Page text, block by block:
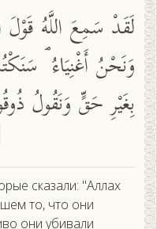
لَقَدْ سَمِعَ اللَّهُ قَوْلَ
وَنَحْنُ أَغْنِيَاءُ
بِغَيْرِ حَقٍّ وَنَقُولُ
сказали: "Аллах
то, что они
они убивали